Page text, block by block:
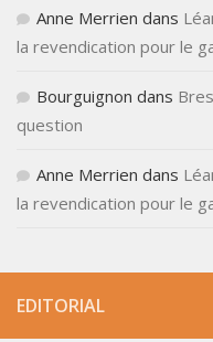
Anne Merrien dans
la revendication pour le
Bourguignon dans
question
Anne Merrien dans
la revendication pour le
EDITORIAL